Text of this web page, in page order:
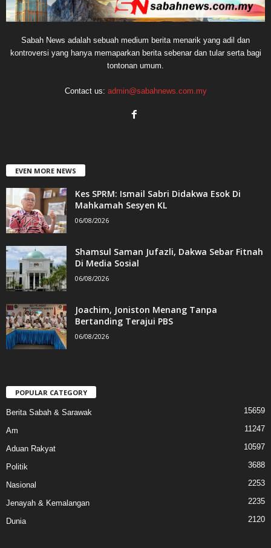
Sabah News adalah sebuah medium berita menarik yang adil dan
kontroversi yang hanya memaparkan berita sebenar dan tular serta bagi
tontonan umum.
Contact us: admin@sabahnews.com.my
EVEN MORE NEWS
Kes SPRM: Ismail Sabri Didakwa Esok Di
Mahkamah Sesyen KL
06/08/2026
Shamsul Saman Jufazli, Dakwa Sebar Fitnah
Di Media Sosial
06/08/2026
Joachim, Joniston Menang Tanpa
Bertanding Terajui PBS
06/08/2026
POPULAR CATEGORY
Berita Sabah & Sarawak 15659
Am 11247
Aduan Rakyat 10597
Politik 3688
Nasional 2253
Jenayah & Kemalangan 2235
Dunia 2120